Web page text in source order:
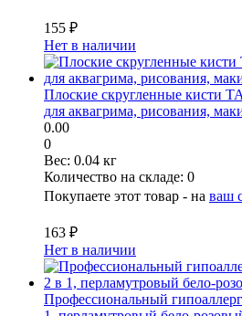
155 ₽
Нет в наличии
Плоские скругленные кисти
для аквагрима, рисования,
0.00
0
Вес: 0.04 кг
Количество на складе: 0
Покупаете этот товар - на ваш
163 ₽
Нет в наличии
Профессиональный